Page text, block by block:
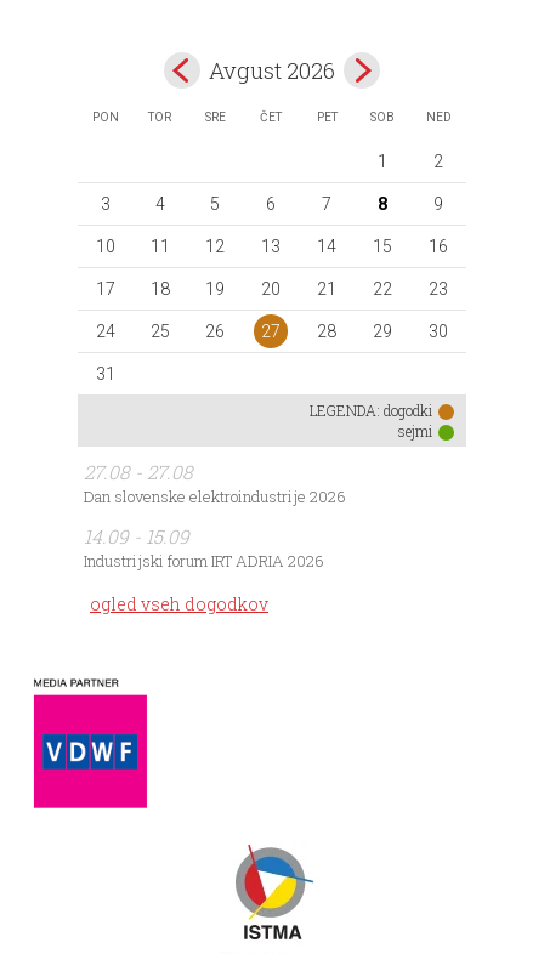
Avgust 2026
PON TOR SRE ČET PET SOB NED
1 2
3 4 5 6 7 8 9
10 11 12 13 14 15 16
17 18 19 20 21 22 23
24 25 26 27 28 29 30
31
LEGENDA: dogodki
sejmi
27.08 - 27.08
Dan slovenske elektroindustrije 2026
14.09 - 15.09
Industrijski forum IRT ADRIA 2026
ogled vseh dogodkov